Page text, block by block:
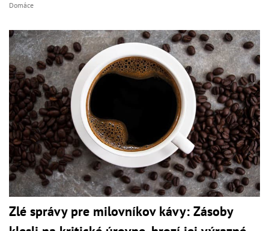
Domáce
Zlé správy pre milovníkov kávy: Zásoby